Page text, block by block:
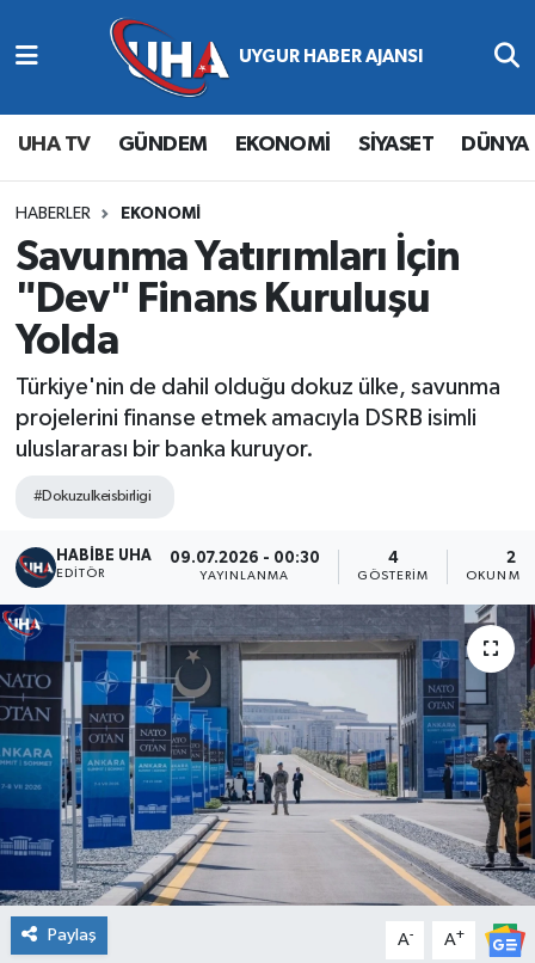
UHA TV GÜNDEM EKONOMİ SİYASET DÜNYA
HABERLER EKONOMİ
Savunma Yatırımları İçin
"Dev" Finans Kuruluşu
Yolda
Türkiye'nin de dahil olduğu dokuz ülke, savunma
projelerini finanse etmek amacıyla DSRB isimli
uluslararası bir banka kuruyor.
#Dokuzulkeisbirligi
HABİBE UHA
EDITÖR
09.07.2026 - 00:30
YAYINLANMA
4
GÖSTERIM
2
OKUNMA
Paylaş A- A+
Abone Ol
Gündem
Ekonomi
Magazin
Siyaset
Spor
Yaşam
Nöbetçi Eczaneler
Hava Durumu
Namaz Vakitleri
Trafik Durumu
Süper Lig Puan Durumu ve Fikstür
Tüm Manşetler
Son Dakika Haberleri